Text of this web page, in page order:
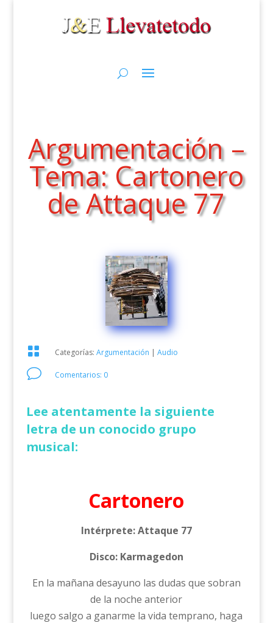
Argumentación –
Tema: Cartonero
de Attaque 77
 Categorías: Argumentación | Audio
v Comentarios: 0
Lee atentamente la siguiente
letra de un conocido grupo
musical:
Cartonero
Intérprete: Attaque 77
Disco: Karmagedon
En la mañana desayuno las dudas que sobran
de la noche anterior
luego salgo a ganarme la vida temprano, haga